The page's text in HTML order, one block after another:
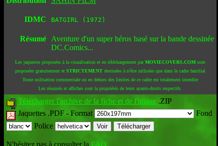
IDMC BATGIRL (1972)
Résumé
Aventure d'un super héros basé sur la bande dessinée
DC.Comics...
Les jaquettes proposées à la visualisation et en téléchargement parMOVIECOVERS.COM sont
proposées gratuitement et STRICTEMENT destinées à n'être utilisées que dans le cadre familial
Toute utilisation commerciale ou en dehors des limites de ce cadre est totalement interdite
Les résumés et affiches sont la propriétés de leurs ayants-droits respectifs.
Télécharger l'archive de la fiche et de l'image .ZIP
Jaquettes .PDF - Format
Fond
Police
N'hésitez pas à consulter la FAQ.